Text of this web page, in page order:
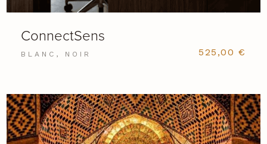
ConnectSens
BLANC, NOIR 525,00€